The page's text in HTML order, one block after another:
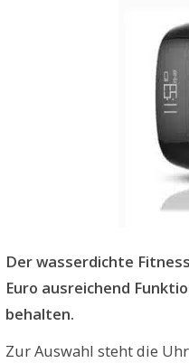
Der wasserdichte
Euro ausreichend
behalten.
Zur Auswahl steht die